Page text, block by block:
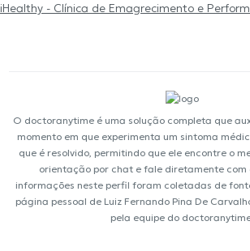
iHealthy - Clínica de Emagrecimento e
O doctoranytime é uma solução completa que
momento em que experimenta um sintoma
que é resolvido, permitindo que ele encontre o
orientação por chat e fale diretamente com
informações neste perfil foram coletadas de
página pessoal de Luiz Fernando Pina De
pela equipe do